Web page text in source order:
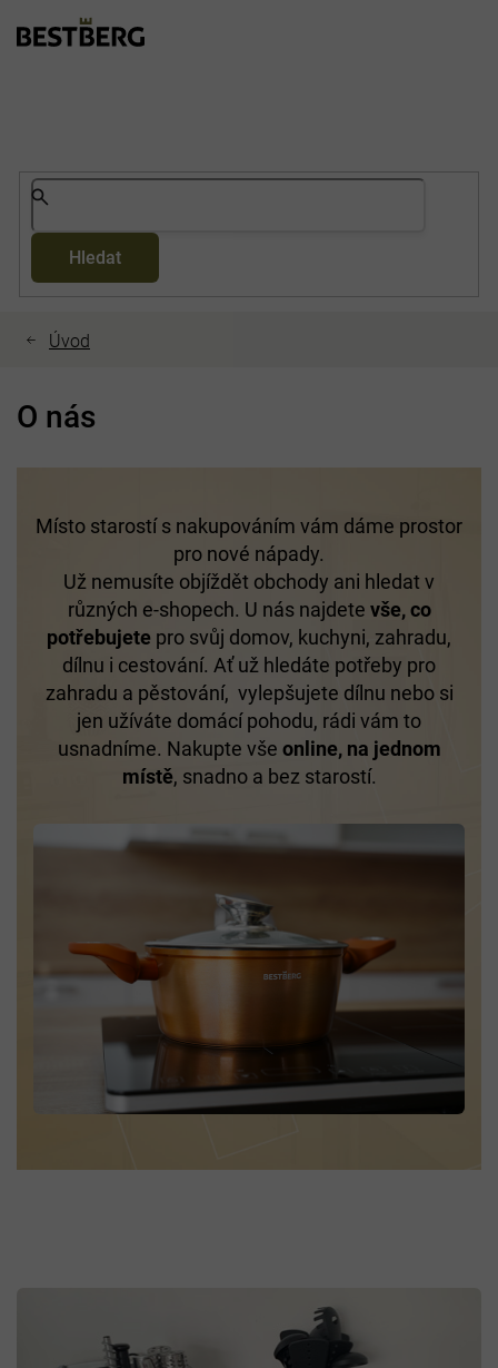
Hledat
O nás
Místo starostí s nakupováním vám dáme prostor
pro nové nápady.
Už nemusíte objíždět obchody ani hledat v
různých e-shopech. U nás najdete vše, co
potřebujete pro svůj domov, kuchyni, zahradu,
dílnu i cestování. Ať už hledáte potřeby pro
zahradu a pěstování, vylepšujete dílnu nebo si
jen užíváte domácí pohodu, rádi vám to
usnadníme. Nakupte vše online, na jednom
místě, snadno a bez starostí.